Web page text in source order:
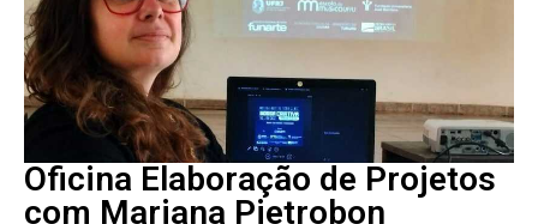
Oficina Elaboração de Projetos
com Mariana Pietrobon